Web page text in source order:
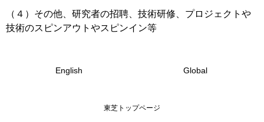
（４）その他、研究者の招聘、技術研修、プロジェクトや
技術のスピンアウトやスピンイン等
English Global
東芝トップページ